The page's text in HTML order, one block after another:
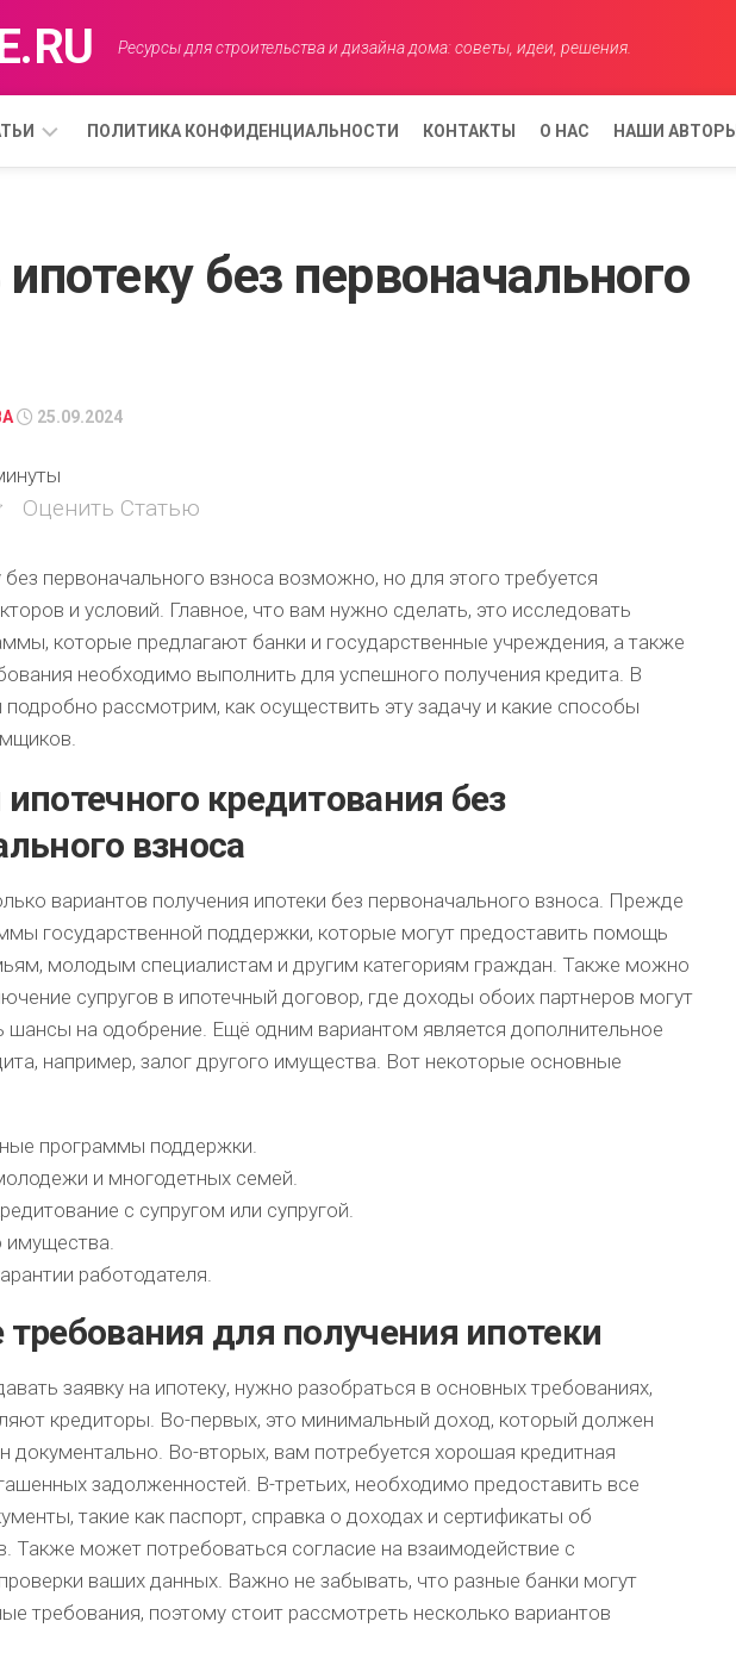
Ресурсы для строительства и дизайна дома: советы, идеи, решения.
ИМИ
ПОШАГОВАЯ
ПОЛИТИКА КОНФИДЕНЦИАЛЬНОСТИ КОНТАКТЫ О НАС НАШИ АВТОРЫ
ЕЛЕНА
без первоначального
25.09.2024
Оценить Статью
без первоначального взноса возможно, но для этого требуется
и условий. Главное, что вам нужно сделать, это исследовать
которые предлагают банки и государственные учреждения, а также
необходимо выполнить для успешного получения кредита. В
рассмотрим, как осуществить эту задачу и какие способы
кредитования без
взноса
вариантов получения ипотеки без первоначального взноса. Прежде
государственной поддержки, которые могут предоставить помощь
молодым специалистам и другим категориям граждан. Также можно
супругов в ипотечный договор, где доходы обоих партнеров могут
шансы на одобрение. Ещё одним вариантом является дополнительное
например, залог другого имущества. Вот некоторые основные
программы поддержки.
и многодетных семей.
с супругом или супругой.
имущества.
работодателя.
для получения ипотеки
заявку на ипотеку, нужно разобраться в основных требованиях,
кредиторы. Во-первых, это минимальный доход, который должен
документально. Во-вторых, вам потребуется хорошая кредитная
задолженностей. В-третьих, необходимо предоставить все
такие как паспорт, справка о доходах и сертификаты об
Также может потребоваться согласие на взаимодействие с
ваших данных. Важно не забывать, что разные банки могут
требования, поэтому стоит рассмотреть несколько вариантов